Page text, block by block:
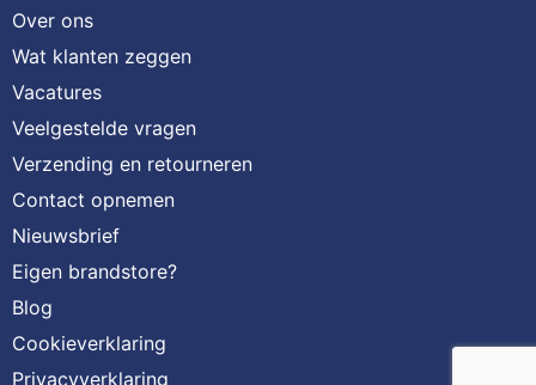
Over ons
Wat klanten zeggen
Vacatures
Veelgestelde vragen
Verzending en retourneren
Contact opnemen
Nieuwsbrief
Eigen brandstore?
Blog
Cookieverklaring
Privacyverklaring